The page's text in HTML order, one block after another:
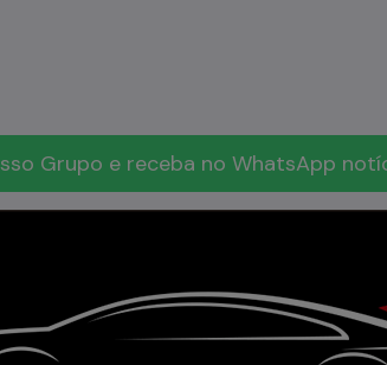
Grupo e receba no WhatsApp